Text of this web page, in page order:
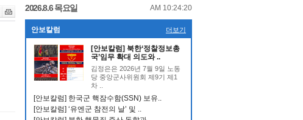
2026.8.6 목요일 AM 10:24:20
안보칼럼 더보기
[안보칼럼] 북한‘정찰정보총
국’임무 확대 의도와 ..
김정은은 2026년 7월 9일 노동
당 중앙군사위원회 제9기 제1
차 ..
[안보칼럼] 한국군 핵잠수함(SSN) 보유..
[안보칼럼] ‘유엔군 참전의 날’ 및 ..